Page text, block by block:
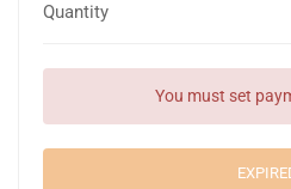
Quantity
You must set